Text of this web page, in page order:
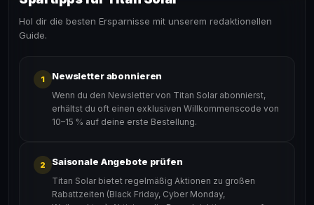
Hol dir die besten Ersparnisse mit unserem redaktionellen
Guide.
1 Newsletter abonnieren
Wenn du den Newsletter von Titan Solar abonnierst,
erhältst du oft einen exklusiven Willkommenscode von
10–15 % auf deine erste Bestellung.
2 Saisonale Angebote prüfen
Titan Solar bietet regelmäßig Aktionen zu großen
Rabattzeiten (Black Friday, Cyber Monday,